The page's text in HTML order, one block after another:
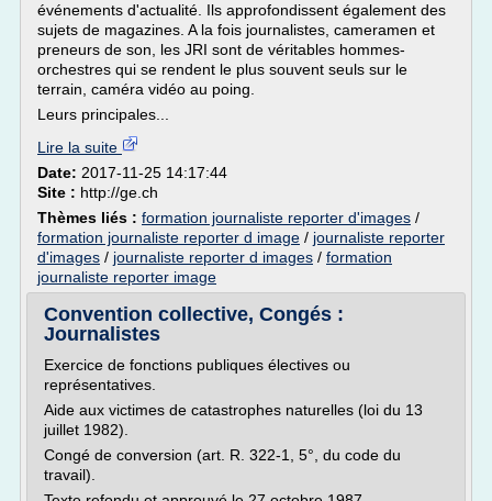
événements d'actualité. Ils approfondissent également des
sujets de magazines. A la fois journalistes, cameramen et
preneurs de son, les JRI sont de véritables hommes-
orchestres qui se rendent le plus souvent seuls sur le
terrain, caméra vidéo au poing.
Leurs principales...
Lire la suite
Date: 2017-11-25 14:17:44
Site : http://ge.ch
Thèmes liés : formation journaliste reporter d'images /
formation journaliste reporter d image / journaliste reporter
d'images / journaliste reporter d images / formation
journaliste reporter image
Convention collective, Congés :
Journalistes
Exercice de fonctions publiques électives ou
représentatives.
Aide aux victimes de catastrophes naturelles (loi du 13
juillet 1982).
Congé de conversion (art. R. 322-1, 5°, du code du
travail).